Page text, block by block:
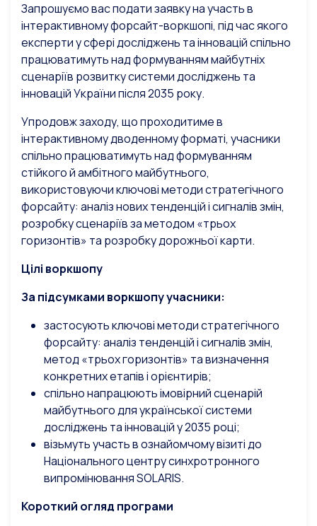
Запрошуємо вас подати заявку на участь в
інтерактивному форсайт-воркшопі, під час якого
експерти у сфері досліджень та інновацій спільно
працюватимуть над формуванням майбутніх
сценаріїв розвитку системи досліджень та
інновацій України після 2035 року.
Упродовж заходу, що проходитиме в
інтерактивному дводенному форматі, учасники
спільно працюватимуть над формуванням
стійкого й амбітного майбутнього,
використовуючи ключові методи стратегічного
форсайту: аналіз нових тенденцій і сигналів змін,
розробку сценаріїв за методом «трьох
горизонтів» та розробку дорожньої карти.
Цілі воркшопу
За підсумками воркшопу учасники:
застосують ключові методи стратегічного
форсайту: аналіз тенденцій і сигналів змін,
метод «трьох горизонтів» та визначення
конкретних етапів і орієнтирів;
спільно напрацюють імовірний сценарій
майбутнього для української системи
досліджень та інновацій у 2035 році;
візьмуть участь в ознайомчому візиті до
Національного центру синхротронного
випромінювання SOLARIS.
Короткий огляд програми